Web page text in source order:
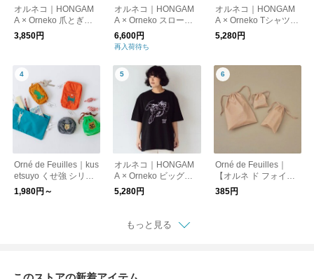
オルネコ｜HONGAM
A × Orneko 爪とぎネ
コハウス
3,850円
オルネコ｜HONGAM
A × Orneko スローケ
ット
6,600円
再入荷待ち
オルネコ｜HONGAM
A × Orneko Tシャツ／
CATS ARE THE BEST
5,280円
Orné de Feuilles｜kus
etsuyo くせ強 シリー
ズ（ポーチ）
1,980円～
オルネコ｜HONGAM
A × Orneko ビッグシ
ルエットTシャツ
5,280円
Orné de Feuilles｜
【オルネ ド フォイユ
専用】ラッピングバッ
グ【誕生日】【プレゼ
385円
もっと見る